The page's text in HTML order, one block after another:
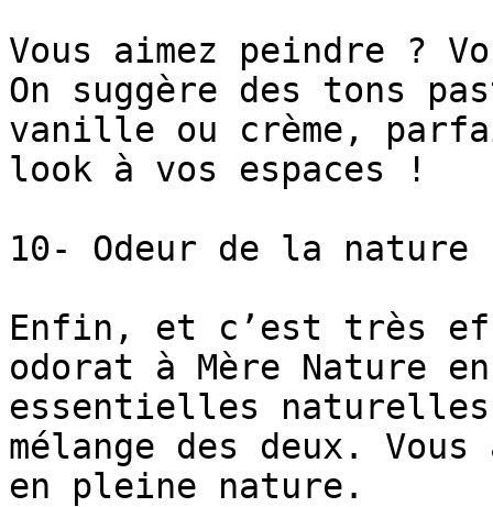
Vous aimez peindre ?
On suggère des tons
vanille ou crème,
look à vos espaces !
10- Odeur de la nature
Enfin, et c’est très
odorat à Mère Nature
essentielles
mélange des deux.
en pleine nature.